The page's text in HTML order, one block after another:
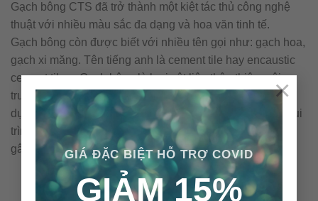
GIÁ ĐẶC BIỆT HỖ TRỢ COVID
GIẢM 15%
×
Gạch bông CTS đã trở thành một kiệt tác thủ công nghệ
thuật với nhiều màu sắc đa dạng và hoa văn tinh tế.
Gạch bông còn được biết với nhiều tên gọi như: gạch hoa,
gạch xi măng. Tên tiếng anh là cement tile hay encaustic
cement tile… Gạch bông là loại vật liệu thân thiện môi
trường với những nguyên vật liệu tự nhiên và không sử
dụng nhiên liệu đốt trong quá trình sản xuất. Cấu tạo & qui
trình nên viên gạch bông được sản xuất thủ công không
gây ra ô nhiễm môi trường.